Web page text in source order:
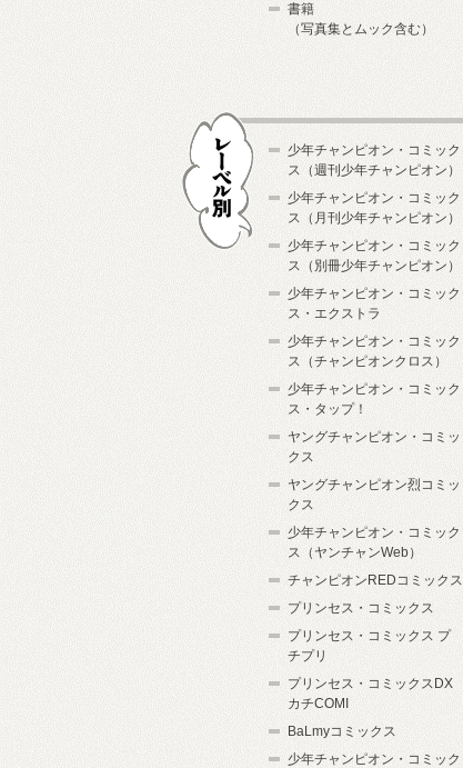
書籍
（写真集とムック含む）
少年チャンピオン・コミック
ス（週刊少年チャンピオン）
少年チャンピオン・コミック
ス（月刊少年チャンピオン）
少年チャンピオン・コミック
ス（別冊少年チャンピオン）
少年チャンピオン・コミック
ス・エクストラ
少年チャンピオン・コミック
ス（チャンピオンクロス）
少年チャンピオン・コミック
ス・タップ！
ヤングチャンピオン・コミッ
クス
ヤングチャンピオン烈コミッ
クス
少年チャンピオン・コミック
ス（ヤンチャンWeb）
チャンピオンREDコミックス
プリンセス・コミックス
プリンセス・コミックス プ
チプリ
プリンセス・コミックスDX
カチCOMI
BaLmyコミックス
少年チャンピオン・コミック